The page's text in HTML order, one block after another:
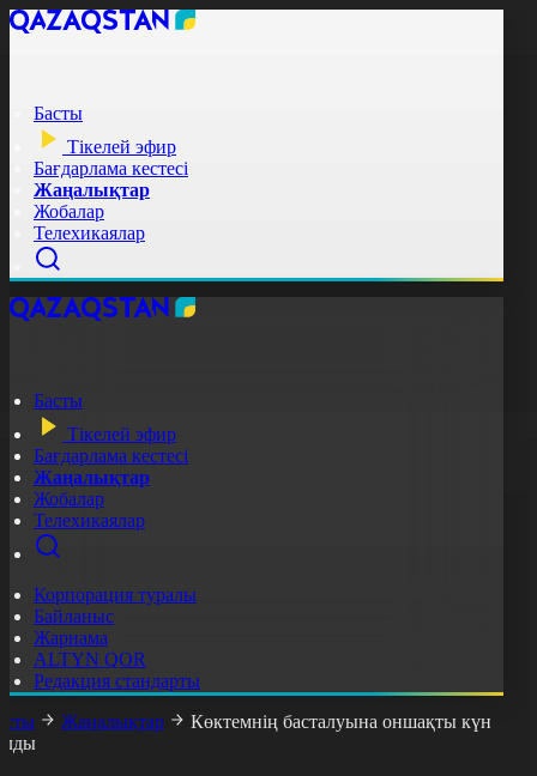
Басты
Тікелей эфир
Бағдарлама кестесі
Жаңалықтар
Жобалар
Телехикаялар
Басты
Тікелей эфир
Бағдарлама кестесі
Жаңалықтар
Жобалар
Телехикаялар
Корпорация туралы
Байланыс
Жарнама
ALTYN QOR
Редакция стандарты
Жаңалықтар
Көктемнің басталуына оншақты күн